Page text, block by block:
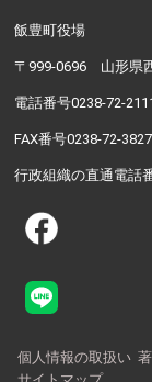
飯豊町役場
〒999-0696 山形県
電話番号0238-72-
FAX番号0238-72-
行政組織の直通電話
個人情報の取扱い